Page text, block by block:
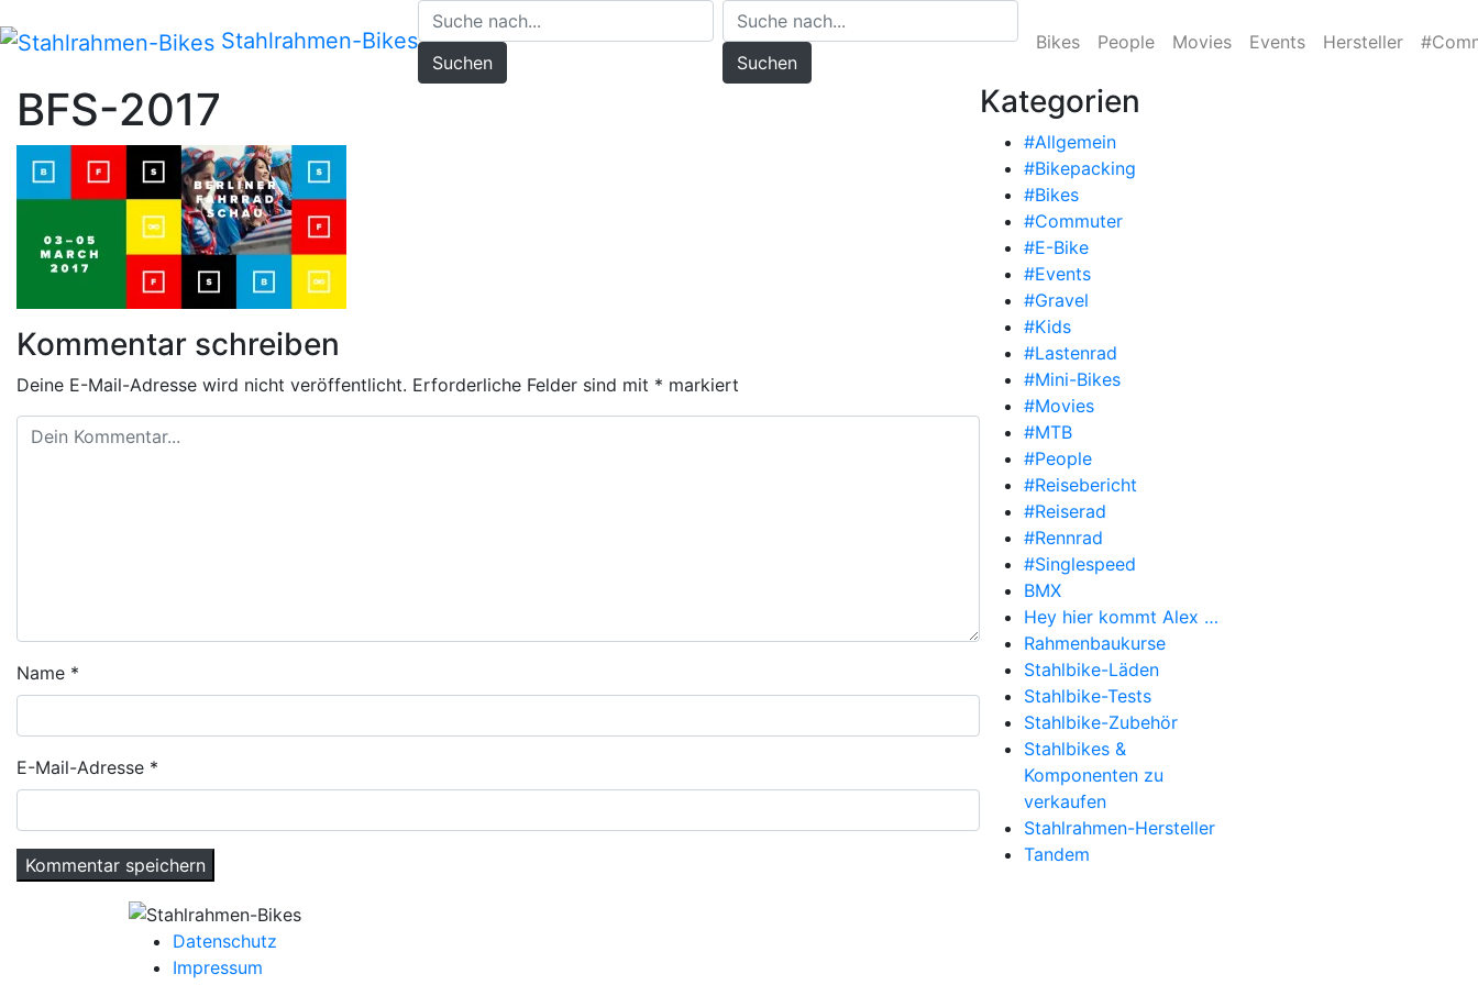
Inhalt
Stahlrahmen-Bikes
Suchen Suchen
Bikes People Movies Events Hersteller
BFS-2017
Kommentar schreiben
Deine E-Mail-Adresse wird nicht veröffentlicht. Erforderliche Felder sind mit * markiert
Name *
E-Mail-Adresse *
Kategorien
#Allgemein
#Bikepacking
#Bikes
#Commuter
#E-Bike
#Events
#Gravel
#Kids
#Lastenrad
#Mini-Bikes
#Movies
#MTB
#People
#Reisebericht
#Reiserad
#Rennrad
#Singlespeed
BMX
Hey hier kommt Alex …
Rahmenbaukurse
Stahlbike-Läden
Stahlbike-Tests
Stahlbike-Zubehör
Stahlbikes &
Komponenten zu
verkaufen
Stahlrahmen-Hersteller
Tandem
Datenschutz
Impressum